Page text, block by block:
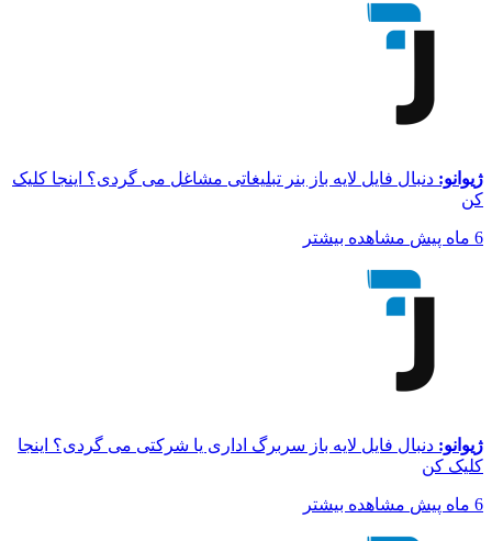
ژیوانو: دنبال فایل لایه باز بنر تبلیغاتی مشاغل می گردی؟ اینجا کلیک
کن
6 ماه پیش مشاهده بیشتر
ژیوانو: دنبال فایل لایه باز سربرگ اداری یا شرکتی می گردی؟ اینجا
کلیک کن
6 ماه پیش مشاهده بیشتر